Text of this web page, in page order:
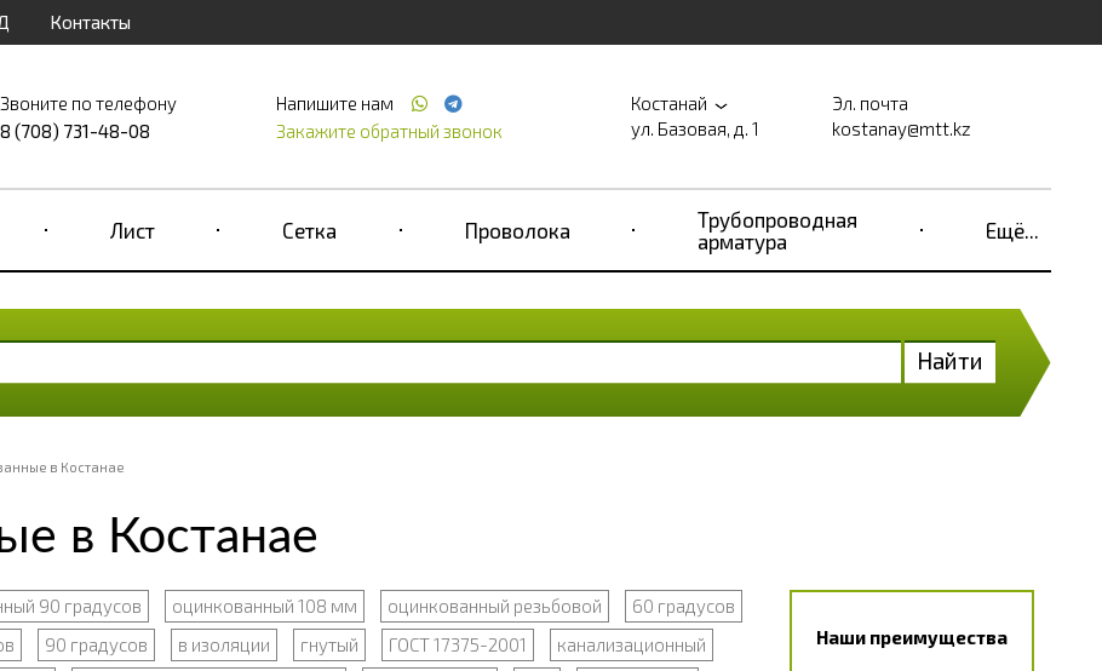
Контакты
Звоните по телефону
8 (708) 731-48-08
Напишите нам
Закажите обратный звонок
Костанай
ул. Базовая, д. 1
Эл. почта
kostanay@mtt.kz
Лист Сетка Проволока
Трубопроводная
арматура
Ещё...
Найти
в Костанае
в Костанае
90 градусов оцинкованный 108 мм оцинкованный резьбовой
60 градусов
90 градусов в изоляции гнутый ГОСТ 17375-2001
канализационный
Наши преимущества